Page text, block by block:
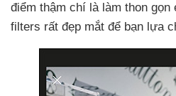
điểm thậm chí là làm thon gọn
filters rất đẹp mắt để bạn lựa